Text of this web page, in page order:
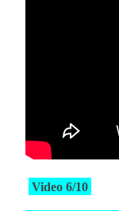
Video 6/10